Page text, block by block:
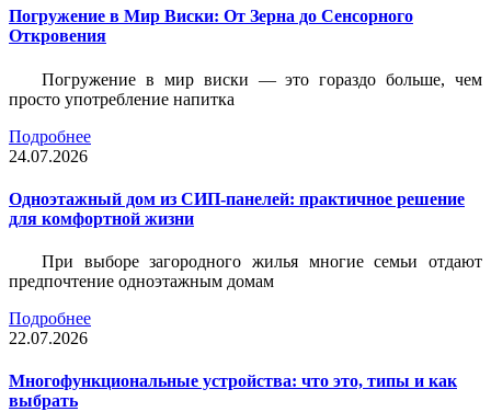
Погружение в Мир Виски: От Зерна до Сенсорного
Откровения
Погружение в мир виски — это гораздо больше, чем
просто употребление напитка
Подробнее
24.07.2026
Одноэтажный дом из СИП-панелей: практичное решение
для комфортной жизни
При выборе загородного жилья многие семьи отдают
предпочтение одноэтажным домам
Подробнее
22.07.2026
Многофункциональные устройства: что это, типы и как
выбрать